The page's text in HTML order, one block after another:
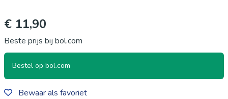
€ 11,90
Beste prijs bij bol.com
Bestel op bol.com
Bewaar als favoriet